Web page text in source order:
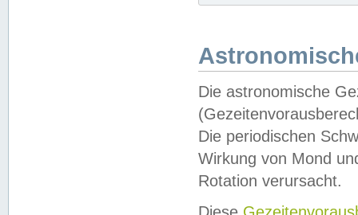
Die astronomische
Die periodischen
Wirkung von Mond
Rotation verursacht.